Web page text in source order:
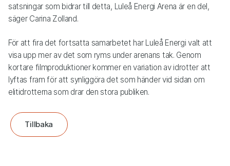
satsningar som bidrar till detta, Luleå Energi Arena är en del,
säger Carina Zolland.
För att fira det fortsatta samarbetet har Luleå Energi valt att
visa upp mer av det som ryms under arenans tak. Genom
kortare filmproduktioner kommer en variation av idrotter att
lyftas fram för att synliggöra det som händer vid sidan om
elitidrotterna som drar den stora publiken.
Tillbaka